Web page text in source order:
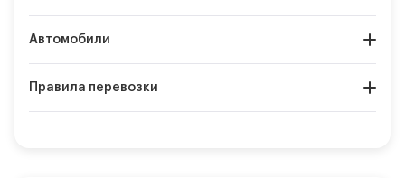
Автомобили
Правила перевозки